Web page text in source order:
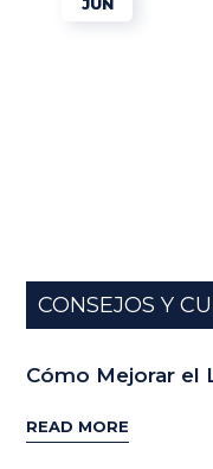
CONSEJOS Y
Cómo Mejorar el
READ MORE